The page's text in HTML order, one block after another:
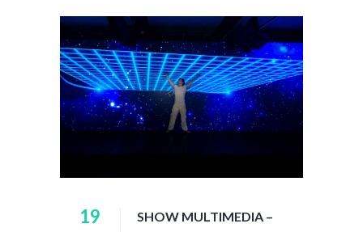
19
SHOW MULTIMEDIA –